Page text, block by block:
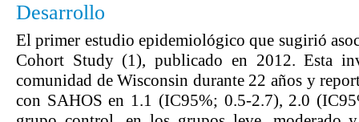
Desarrollo
El primer estudio epidemiológico que sugirió
Cohort Study (1), publicado en 2012. Esta
comunidad de Wisconsin durante 22 años y
con SAHOS en 1.1 (IC95%; 0.5-2.7), 2.0